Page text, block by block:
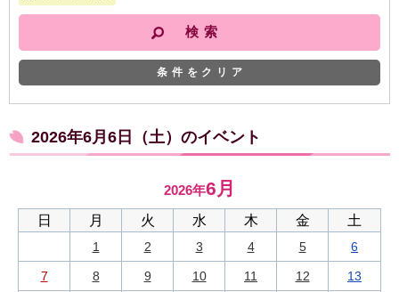
条件をクリア
2026年6月6日（土）のイベント
2026年6月
日 月 火 水 木 金 土
1 2 3 4 5 6
7 8 9 10 11 12 13